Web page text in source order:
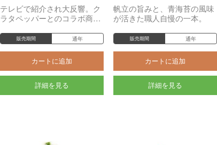
テレビで紹介され大反響。ク
ラタペッパーとのコラボ商
つまみにもぴったりです。
販売期間 通年
カートに追加
詳細を見る
帆立の旨みと、青海苔の風味
が活きた職人自慢の一本。
販売期間 通年
カートに追加
詳細を見る